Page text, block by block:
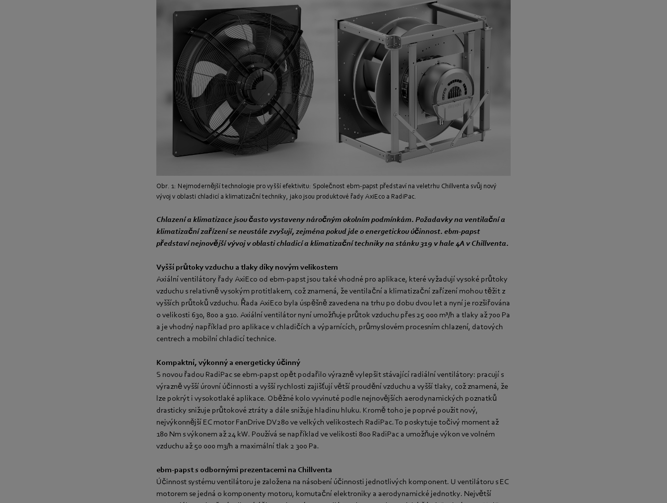
Obr. 1: Nejmodernější technologie pro vyšší efektivitu: Společnost ebm-papst představí na veletrhu Chillventa svůj nový
vývoj v oblasti chladicí a klimatizační techniky, jako jsou produktové řady AxiEco a RadiPac.
Chlazení a klimatizace jsou často vystaveny náročným okolním podmínkám. Požadavky na ventilační a
klimatizační zařízení se neustále zvyšují, zejména pokud jde o energetickou účinnost. ebm-papst
představí nejnovější vývoj v oblasti chladicí a klimatizační techniky na stánku 319 v hale 4A v Chillventa.
Vyšší průtoky vzduchu a tlaky díky novým velikostem
Axiální ventilátory řady AxiEco od ebm-papst jsou také vhodné pro aplikace, které vyžadují vysoké průtoky
vzduchu s relativně vysokým protitlakem, což znamená, že ventilační a klimatizační zařízení mohou těžit z
vyšších průtoků vzduchu. Řada AxiEco byla úspěšně zavedena na trhu po dobu dvou let a nyní je rozšiřována
o velikosti 630, 800 a 910. Axiální ventilátor nyní umožňuje průtok vzduchu přes 25 000 m³/h a tlaky až 700 Pa
a je vhodný například pro aplikace v chladičích a výparnících, průmyslovém procesním chlazení, datových
centrech a mobilní chladicí technice.
Kompaktní, výkonný a energeticky účinný
S novou řadou RadiPac se ebm-papst opět podařilo výrazně vylepšit stávající radiální ventilátory: pracují s
výrazně vyšší úrovní účinnosti a vyšší rychlosti zajišťují větší proudění vzduchu a vyšší tlaky, což znamená, že
lze pokrýt i vysokotlaké aplikace. Oběžné kolo vyvinuté podle nejnovějších aerodynamických poznatků
drasticky snižuje průtokové ztráty a dále snižuje hladinu hluku. Kromě toho je poprvé použit nový,
nejvýkonnější EC motor FanDrive DV280 ve velkých velikostech RadiPac. To poskytuje točivý moment až
180 Nm s výkonem až 24 kW. Používá se například ve velikosti 800 RadiPac a umožňuje výkon ve volném
vzduchu až 50 000 m3/h a maximální tlak 2 300 Pa.
ebm-papst s odbornými prezentacemi na Chillventa
Účinnost systému ventilátoru je založena na násobení účinnosti jednotlivých komponent. U ventilátoru s EC
motorem se jedná o komponenty motoru, komutační elektroniky a aerodynamické jednotky. Největší